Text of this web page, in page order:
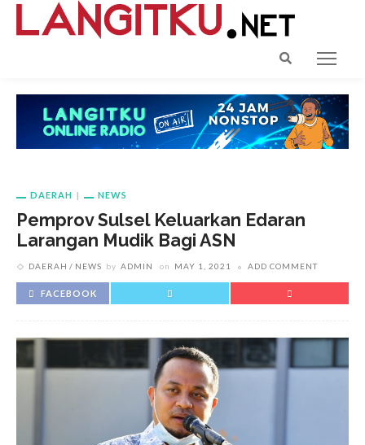
DAERAH NEWS
Pemprov Sulsel Keluarkan Edaran
Larangan Mudik Bagi ASN
DAERAH NEWS by ADMIN on MAY 1, 2021 ADD COMMENT
FACEBOOK